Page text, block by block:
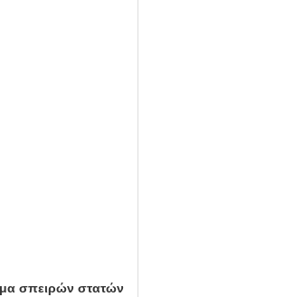
σπειρών στατών